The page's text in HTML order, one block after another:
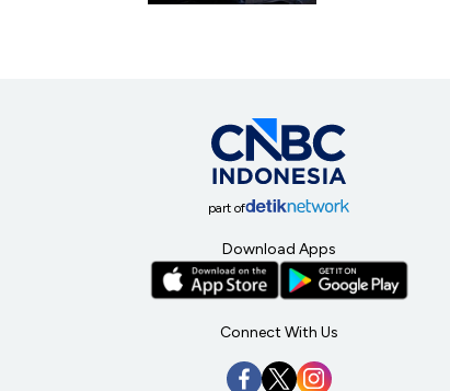
part of
Download Apps
Connect With Us